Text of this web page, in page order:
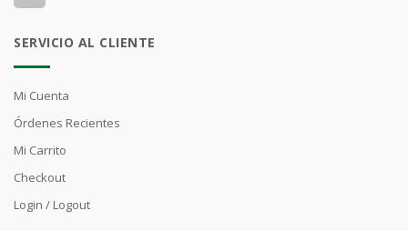
SERVICIO AL CLIENTE
Mi Cuenta
Órdenes Recientes
Mi Carrito
Checkout
Login / Logout